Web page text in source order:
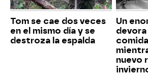
Tom se cae dos veces
en el mismo día y se
destroza la espalda
Un
devora
nuevo